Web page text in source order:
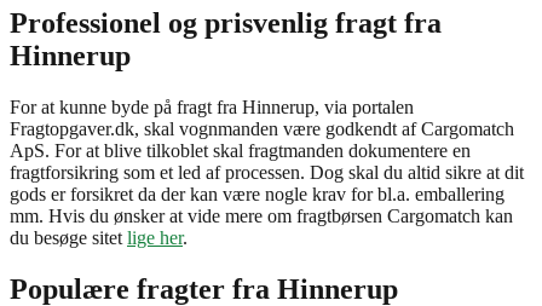
Professionel og prisvenlig fragt fra
Hinnerup
For at kunne byde på fragt fra Hinnerup, via portalen
Fragtopgaver.dk, skal vognmanden være godkendt af Cargomatch
ApS. For at blive tilkoblet skal fragtmanden dokumentere en
fragtforsikring som et led af processen. Dog skal du altid sikre at dit
gods er forsikret da der kan være nogle krav for bl.a. emballering
mm. Hvis du ønsker at vide mere om fragtbørsen Cargomatch kan
du besøge sitet lige her.
Populære fragter fra Hinnerup